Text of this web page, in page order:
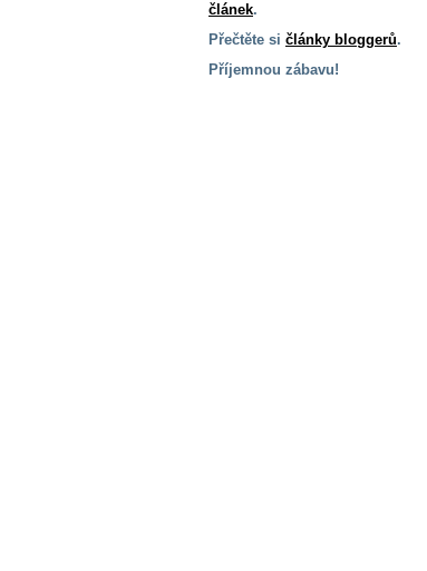
článek.
Přečtěte si články bloggerů.
Příjemnou zábavu!